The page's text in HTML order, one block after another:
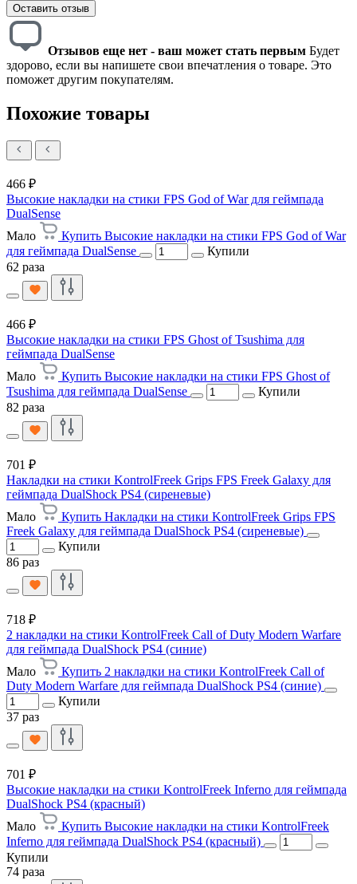
Оставить отзыв
Отзывов еще нет - ваш может стать первым Будет
здорово, если вы напишете свои впечатления о товаре. Это
поможет другим покупателям.
Похожие товары
466 ₽
Высокие накладки на стики FPS God of War для геймпада
DualSense
Мало
Купить Высокие накладки на стики FPS God of War
для геймпада DualSense
Купили
62 раза
466 ₽
Высокие накладки на стики FPS Ghost of Tsushima для
геймпада DualSense
Мало
Купить Высокие накладки на стики FPS Ghost of
Tsushima для геймпада DualSense
Купили
82 раза
701 ₽
Накладки на стики KontrolFreek Grips FPS Freek Galaxy для
геймпада DualShock PS4 (сиреневые)
Мало
Купить Накладки на стики KontrolFreek Grips FPS
Freek Galaxy для геймпада DualShock PS4 (сиреневые)
Купили
86 раз
718 ₽
2 накладки на стики KontrolFreek Call of Duty Modern Warfare
для геймпада DualShock PS4 (синие)
Мало
Купить 2 накладки на стики KontrolFreek Call of
Duty Modern Warfare для геймпада DualShock PS4 (синие)
Купили
37 раз
701 ₽
Высокие накладки на стики KontrolFreek Inferno для геймпада
DualShock PS4 (красный)
Мало
Купить Высокие накладки на стики KontrolFreek
Inferno для геймпада DualShock PS4 (красный)
Купили
74 раза